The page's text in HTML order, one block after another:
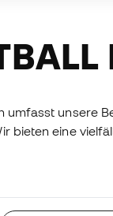
umfasst unsere
bieten eine